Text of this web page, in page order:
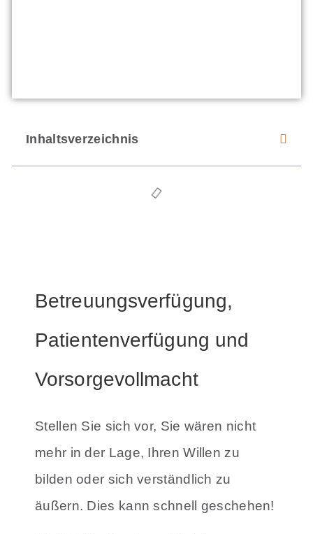
Inhaltsverzeichnis
Betreuungsverfügung,
Patientenverfügung und
Vorsorgevollmacht
Stellen Sie sich vor, Sie wären nicht
mehr in der Lage, Ihren Willen zu
bilden oder sich verständlich zu
äußern. Dies kann schnell geschehen!